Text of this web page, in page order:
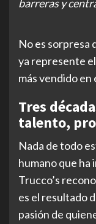
barreras y
No es sorpresa
ya represente
más vendido en
Tres
talento,
Nada de todo
humano que ha
Trucco’s
es el resultado
pasión de